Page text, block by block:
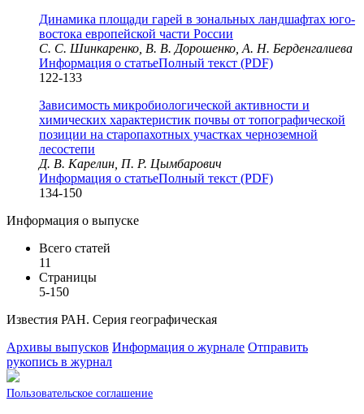
Динамика площади гарей в зональных ландшафтах юго-
востока европейской части России
С. С. Шинкаренко, В. В. Дорошенко, А. Н. Берденгалиева
Информация о статьеПолный текст (PDF)
122-133
Зависимость микробиологической активности и
химических характеристик почвы от топографической
позиции на старопахотных участках черноземной
лесостепи
Д. В. Карелин, П. Р. Цымбарович
Информация о статьеПолный текст (PDF)
134-150
Информация о выпуске
Всего статей
11
Страницы
5-150
Известия РАН. Серия географическая
Архивы выпусков Информация о журнале Отправить
рукопись в журнал
Пользовательское соглашение